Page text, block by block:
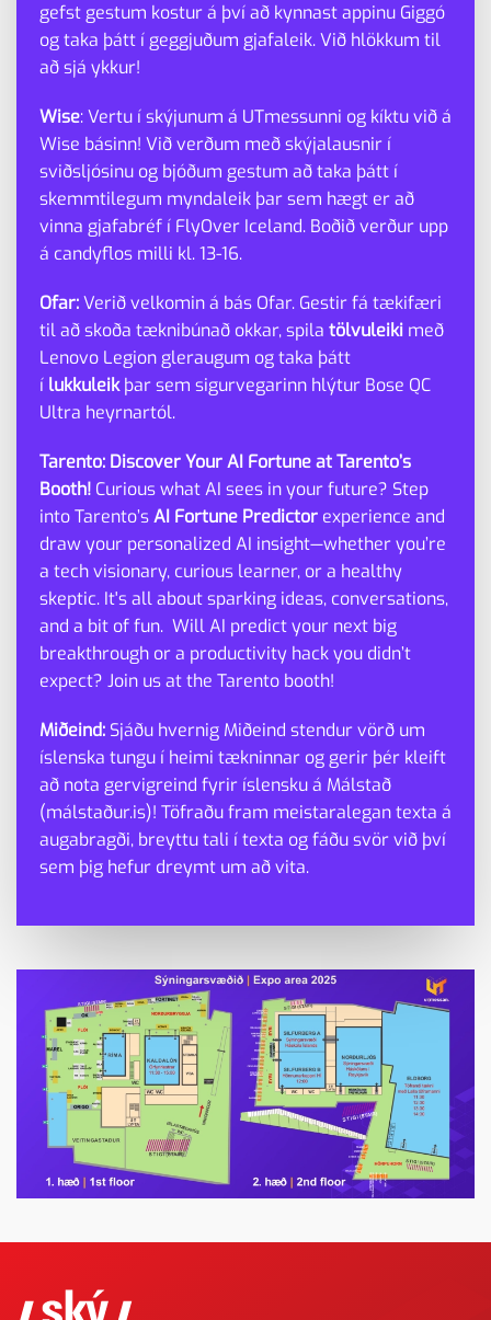
gefst gestum kostur á því að kynnast appinu Giggó
og taka þátt í geggjuðum gjafaleik. Við hlökkum til
að sjá ykkur!
Wise: Vertu í skýjunum á UTmessunni og kíktu við á
Wise básinn! Við verðum með skýjalausnir í
sviðsljósinu og bjóðum gestum að taka þátt í
skemmtilegum myndaleik þar sem hægt er að
vinna gjafabréf í FlyOver Iceland. Boðið verður upp
á candyflos milli kl. 13-16.
Ofar:Verið velkomin á bás Ofar. Gestir fá tækifæri
til að skoða tæknibúnað okkar, spila tölvuleiki með
Lenovo Legion gleraugum og taka þátt
í lukkuleikþar sem sigurvegarinn hlýtur Bose QC
Ultra heyrnartól.
Tarento: Discover Your AI Fortune at Tarento’s
Booth! Curious what AI sees in your future? Step
into Tarento’sAI Fortune Predictor experience and
draw your personalized AI insight—whether you’re
a tech visionary, curious learner, or a healthy
skeptic. It's all about sparking ideas, conversations,
and a bit of fun. Will AI predict your next big
breakthrough or a productivity hack you didn’t
expect? Join us at the Tarento booth!
Miðeind: Sjáðu hvernig Miðeind stendur vörð um
íslenska tungu í heimi tækninnar og gerir þér kleift
að nota gervigreind fyrir íslensku á Málstað
(málstaður.is)! Töfraðu fram meistaralegan texta á
augabragði, breyttu tali í texta og fáðu svör við því
sem þig hefur dreymt um að vita.